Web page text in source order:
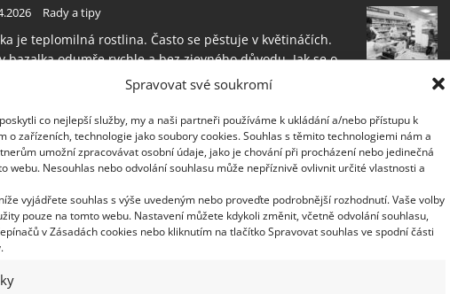
Spravovat své soukromí
co nejlepší služby, my a naši partneři používáme k ukládání a/nebo přístupu k
o zařízeních, technologie jako soubory cookies. Souhlas s těmito technologiemi nám a
umožní zpracovávat osobní údaje, jako je chování při procházení nebo jedinečná
webu. Nesouhlas nebo odvolání souhlasu může nepříznivě ovlivnit určité vlastnosti a
vyjádřete souhlas s výše uvedeným nebo proveďte podrobnější rozhodnutí. Vaše volby
pouze na tomto webu. Nastavení můžete kdykoli změnit, včetně odvolání souhlasu,
v Zásadách cookies nebo kliknutím na tlačítko Spravovat souhlas ve spodní části
Rady a tipy
je teplomilná rostlina. Často se pěstuje v květináčích.
bazalka odumře rychle a bez zjevného důvodu. Jak se o
aby byla zdravá a vy ji mohli trhat po většinu roku?
z obchodu zpravidla zemře během
dní. Naučte se ji udržet při životě
roky
Rady a tipy
je jednou z nejchutnějších a nejaromatičtějších rostlin
Zjistěte, jak o ni ale pečovat, aby zůstala pořád
a chutná.